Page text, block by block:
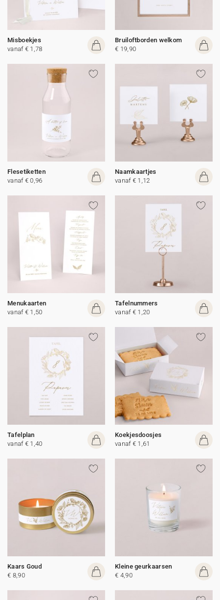
Misboekjes
vanaf € 1,78
Bruiloftborden welkom
€ 19,90
Flesetiketten
vanaf € 0,96
Naamkaartjes
vanaf € 1,12
Menukaarten
vanaf € 1,50
Tafelnummers
vanaf € 1,20
Tafelplan
vanaf € 1,40
Koekjesdoosjes
vanaf € 1,61
Kaars Goud
€ 8,90
Kleine geurkaarsen
€ 4,90